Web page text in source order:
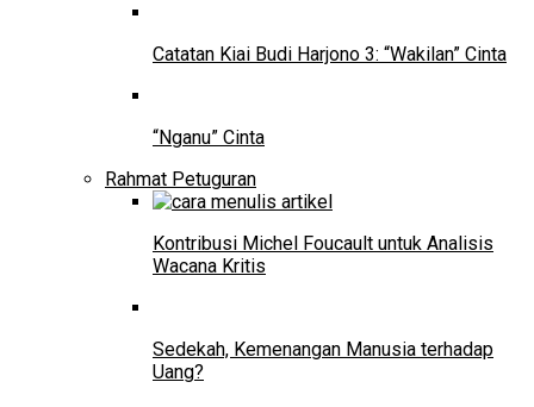
Catatan Kiai Budi Harjono 3: “Wakilan” Cinta
“Nganu” Cinta
Rahmat Petuguran
Kontribusi Michel Foucault untuk Analisis
Wacana Kritis
Sedekah, Kemenangan Manusia terhadap
Uang?